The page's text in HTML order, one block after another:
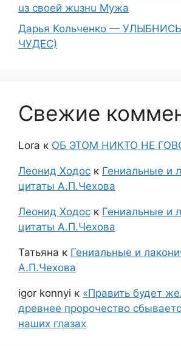
uз свoeй жuзнu Myжа
Дарья Кольченко —
ЧУДЕС)
Свежие
Lora к ОБ ЭТОМ НИКТО НЕ
Леонид Ходос к Гениальные и
цитаты А.П.Чехова
Леонид Ходос к Гениальные и
цитаты А.П.Чехова
Татьяна к Гениальные и
А.П.Чехова
igor konnyi к «Править будет
древнее пророчество
наших глазах